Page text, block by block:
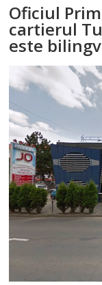
Oficiul
cartierul
este bilingv